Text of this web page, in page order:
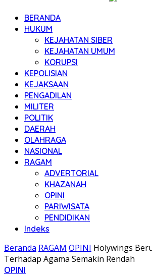
BERANDA
HUKUM
KEJAHATAN SIBER
KEJAHATAN UMUM
KORUPSI
KEPOLISIAN
KEJAKSAAN
PENGADILAN
MILITER
POLITIK
DAERAH
OLAHRAGA
NASIONAL
RAGAM
ADVERTORIAL
KHAZANAH
OPINI
PARIWISATA
PENDIDIKAN
Indeks
Beranda RAGAM OPINI Holywings
Terhadap Agama Semakin Rendah
OPINI